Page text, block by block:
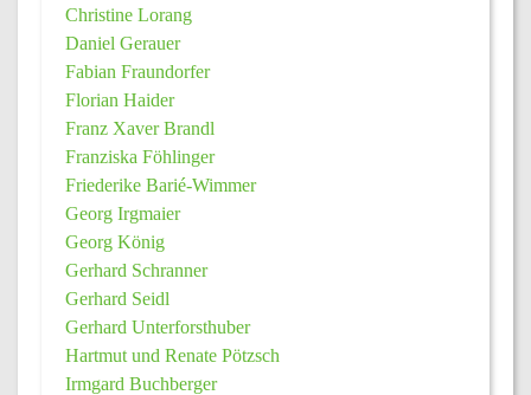
Christine Lorang
Daniel Gerauer
Fabian Fraundorfer
Florian Haider
Franz Xaver Brandl
Franziska Föhlinger
Friederike Barié-Wimmer
Georg Irgmaier
Georg König
Gerhard Schranner
Gerhard Seidl
Gerhard Unterforsthuber
Hartmut und Renate Pötzsch
Irmgard Buchberger